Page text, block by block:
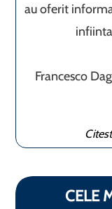
au oferit
Francesco
CELE